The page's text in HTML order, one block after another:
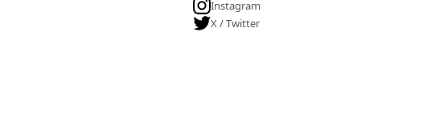
Instagram
X / Twitter